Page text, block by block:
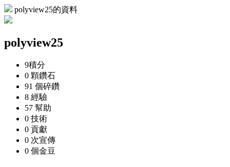
polyview25的資料
polyview25
9積分
0 顆鑽石
91 個碎鑽
8 經驗
57 幫助
0 技術
0 貢獻
0 次宣傳
0 個金豆